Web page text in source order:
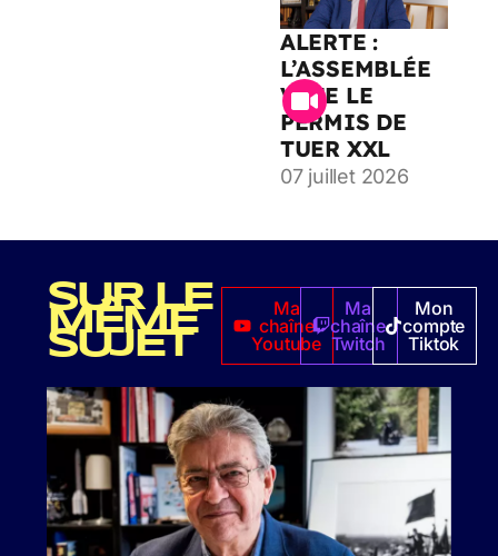
ALERTE :
L’ASSEMBLÉE
VOTE LE
PERMIS DE
TUER XXL
07 juillet 2026
SUR LE
MÊME
SUJET
Ma
chaîne
Youtube
Ma
chaîne
Twitch
Mon
compte
Tiktok